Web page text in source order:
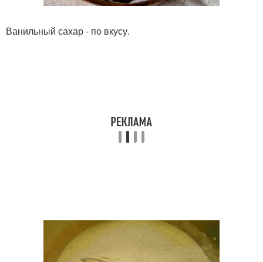
Ванильный сахар - по вкусу.